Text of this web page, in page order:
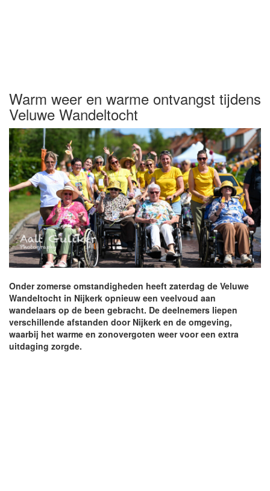
Warm weer en warme ontvangst tijdens
Veluwe Wandeltocht
Onder zomerse omstandigheden heeft zaterdag de Veluwe
Wandeltocht in Nijkerk opnieuw een veelvoud aan
wandelaars op de been gebracht. De deelnemers liepen
verschillende afstanden door Nijkerk en de omgeving,
waarbij het warme en zonovergoten weer voor een extra
uitdaging zorgde.